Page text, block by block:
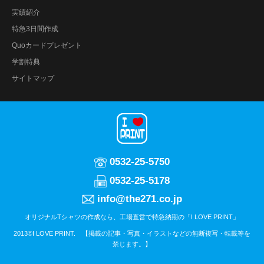
実績紹介
特急3日間作成
Quoカードプレゼント
学割特典
サイトマップ
0532-25-5750
0532-25-5178
info@the271.co.jp
オリジナルTシャツの作成なら、工場直営で特急納期の「I LOVE PRINT」
2013©I LOVE PRINT. 【掲載の記事・写真・イラストなどの無断複写・転載等を
禁じます。】